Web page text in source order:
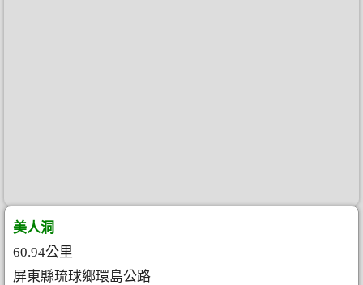
美人洞
60.94公里
屏東縣琉球鄉環島公路